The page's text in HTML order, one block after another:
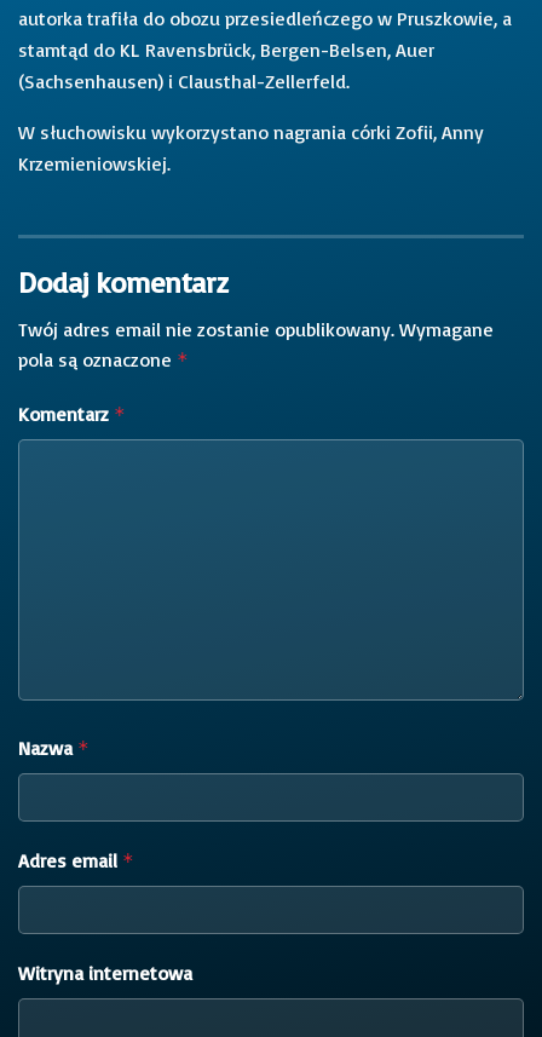
autorka trafiła do obozu przesiedleńczego w Pruszkowie, a
stamtąd do KL Ravensbrück, Bergen-Belsen, Auer
(Sachsenhausen) i Clausthal-Zellerfeld.
W słuchowisku wykorzystano nagrania córki Zofii, Anny
Krzemieniowskiej.
Dodaj komentarz
Twój adres email nie zostanie opublikowany. Wymagane
pola są oznaczone *
Komentarz *
Nazwa *
Adres email *
Witryna internetowa